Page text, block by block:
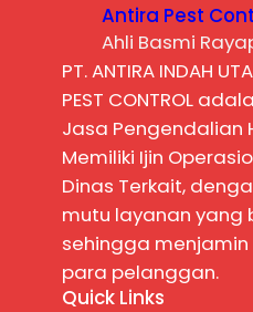
Antira Pest
Ahli Basmi
PT. ANTIRA INDAH
PEST CONTROL
Jasa Pengendalian
Memiliki Ijin
Dinas Terkait,
mutu layanan yang
sehingga menjamin
para pelanggan.
Quick Links